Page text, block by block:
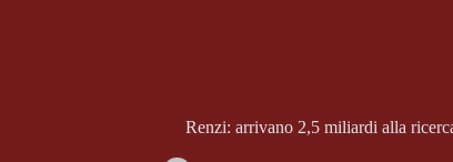
Renzi: arrivano 2,5 miliardi alla